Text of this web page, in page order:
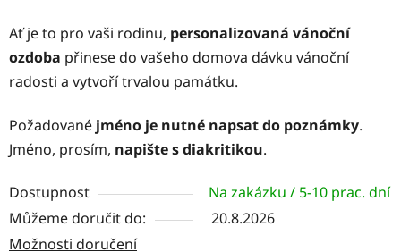
Ať je to pro vaši rodinu, personalizovaná vánoční
ozdoba přinese do vašeho domova dávku vánoční
radosti a vytvoří trvalou památku.
Požadované jméno je nutné napsat do poznámky.
Jméno, prosím, napište s diakritikou.
Dostupnost
Na zakázku / 5-10 prac. dní
Můžeme doručit do:
20.8.2026
Možnosti doručení